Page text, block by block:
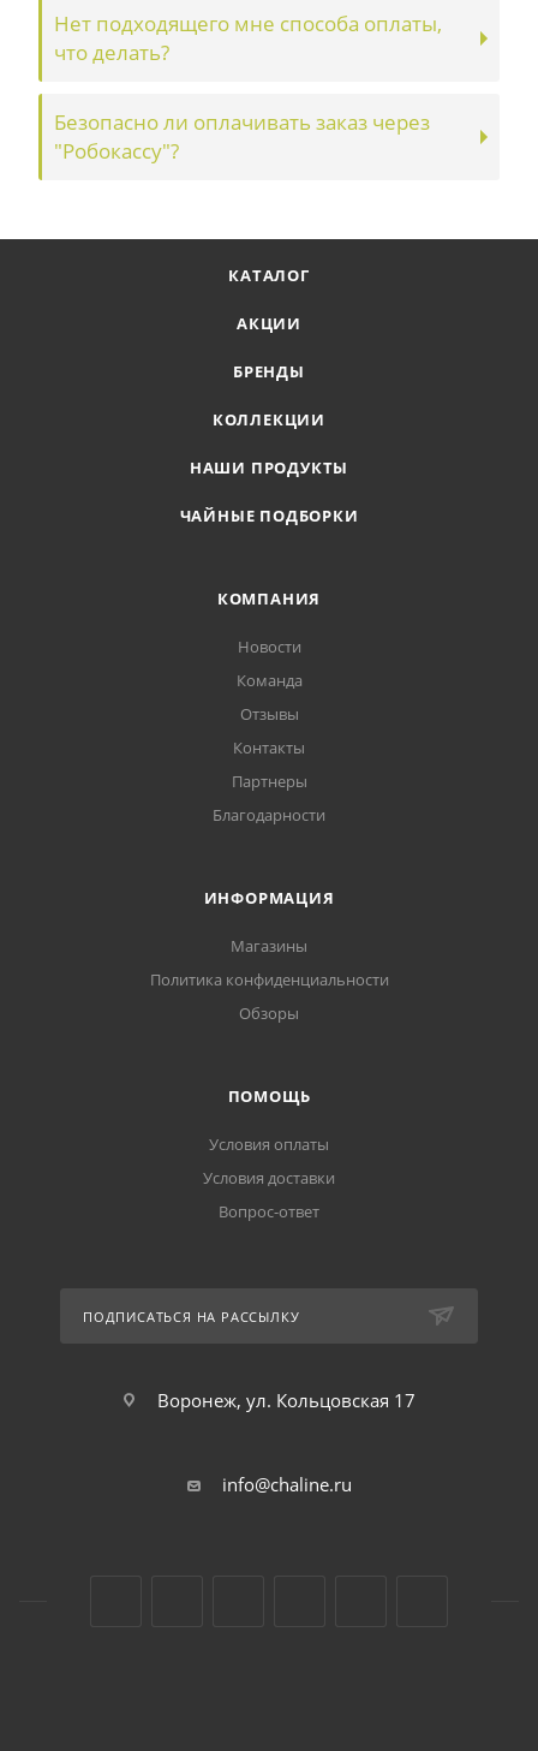
Нет подходящего мне способа оплаты,
что делать?
Безопасно ли оплачивать заказ через
"Робокассу"?
КАТАЛОГ
АКЦИИ
БРЕНДЫ
КОЛЛЕКЦИИ
НАШИ ПРОДУКТЫ
ЧАЙНЫЕ ПОДБОРКИ
КОМПАНИЯ
Новости
Команда
Отзывы
Контакты
Партнеры
Благодарности
ИНФОРМАЦИЯ
Магазины
Политика конфиденциальности
Обзоры
ПОМОЩЬ
Условия оплаты
Условия доставки
Вопрос-ответ
ПОДПИСАТЬСЯ НА РАССЫЛКУ
Воронеж, ул. Кольцовская 17
info@chaline.ru